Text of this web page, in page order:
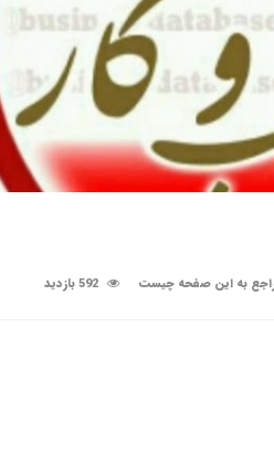
به این صفحه چیست 592 بازدید